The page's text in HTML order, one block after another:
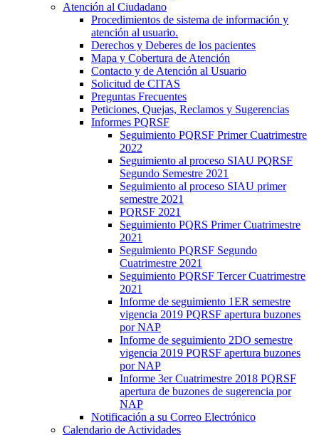
Atención al Ciudadano
Procedimientos de sistema de información y
atención al usuario.
Derechos y Deberes de los pacientes
Mapa y Cobertura de Atención
Contacto y de Atención al Usuario
Solicitud de CITAS
Preguntas Frecuentes
Peticiones, Quejas, Reclamos y Sugerencias
Informes PQRSF
Seguimiento PQRSF Primer Cuatrimestre
2022
Seguimiento al proceso SIAU PQRSF
Segundo Semestre 2021
Seguimiento al proceso SIAU primer
semestre 2021
PQRSF 2021
Seguimiento PQRS Primer Cuatrimestre
2021
Seguimiento PQRSF Segundo
Cuatrimestre 2021
Seguimiento PQRSF Tercer Cuatrimestre
2021
Informe de seguimiento 1ER semestre
vigencia 2019 PQRSF apertura buzones
por NAP
Informe de seguimiento 2DO semestre
vigencia 2019 PQRSF apertura buzones
por NAP
Informe 3er Cuatrimestre 2018 PQRSF
apertura de buzones de sugerencia por
NAP
Notificación a su Correo Electrónico
Calendario de Actividades